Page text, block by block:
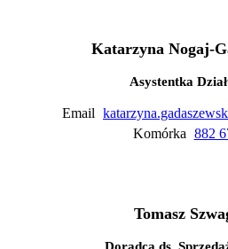
Katarzyna Nogaj-
Asystentka
Email
Komórka 882
Tomasz
Doradca ds.